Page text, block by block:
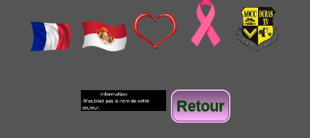
Retour